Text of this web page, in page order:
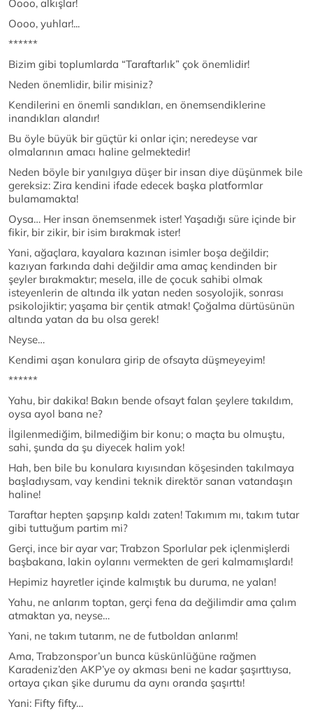
Oooo, alkışlar!
Oooo, yuhlar!...
******
Bizim gibi toplumlarda “Taraftarlık” çok önemlidir!
Neden önemlidir, bilir misiniz?
Kendilerini en önemli sandıkları, en önemsendiklerine
inandıkları alandır!
Bu öyle büyük bir güçtür ki onlar için; neredeyse var
olmalarının amacı haline gelmektedir!
Neden böyle bir yanılgıya düşer bir insan diye düşünmek bile
gereksiz: Zira kendini ifade edecek başka platformlar
bulamamakta!
Oysa… Her insan önemsenmek ister! Yaşadığı süre içinde bir
fikir, bir zikir, bir isim bırakmak ister!
Yani, ağaçlara, kayalara kazınan isimler boşa değildir;
kazıyan farkında dahi değildir ama amaç kendinden bir
şeyler bırakmaktır; mesela, ille de çocuk sahibi olmak
isteyenlerin de altında ilk yatan neden sosyolojik, sonrası
psikolojiktir; yaşama bir çentik atmak! Çoğalma dürtüsünün
altında yatan da bu olsa gerek!
Neyse…
Kendimi aşan konulara girip de ofsayta düşmeyeyim!
******
Yahu, bir dakika! Bakın bende ofsayt falan şeylere takıldım,
oysa ayol bana ne?
İlgilenmediğim, bilmediğim bir konu; o maçta bu olmuştu,
sahi, şunda da şu diyecek halim yok!
Hah, ben bile bu konulara kıyısından köşesinden takılmaya
başladıysam, vay kendini teknik direktör sanan vatandaşın
haline!
Taraftar hepten şapşırıp kaldı zaten! Takımım mı, takım tutar
gibi tuttuğum partim mi?
Gerçi, ince bir ayar var; Trabzon Sporlular pek içlenmişlerdi
başbakana, lakin oylarını vermekten de geri kalmamışlardı!
Hepimiz hayretler içinde kalmıştık bu duruma, ne yalan!
Yahu, ne anlarım toptan, gerçi fena da değilimdir ama çalım
atmaktan ya, neyse…
Yani, ne takım tutarım, ne de futboldan anlarım!
Ama, Trabzonspor’un bunca küskünlüğüne rağmen
Karadeniz’den AKP’ye oy akması beni ne kadar şaşırttıysa,
ortaya çıkan şike durumu da aynı oranda şaşırttı!
Yani: Fifty fifty…